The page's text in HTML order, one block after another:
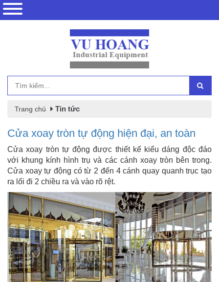
Trang chủ Tin tức
Cửa xoay tròn tự động hiện đại, an toàn
Cửa xoay tròn tự động được thiết kế kiểu dáng độc đáo
với khung kính hình trụ và các cánh xoay tròn bên trong.
Cửa xoay tự động có từ 2 đến 4 cánh quay quanh trục tạo
ra lối đi 2 chiều ra và vào rõ rệt.